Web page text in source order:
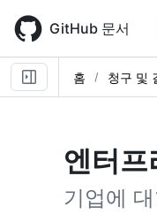
main
content
GitHub 문서
홈 청구 및
엔터프
기업에